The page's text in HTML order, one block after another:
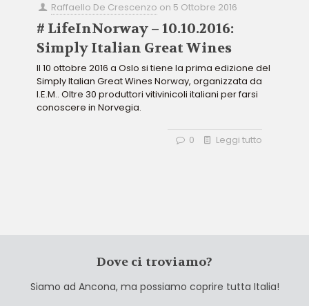
Raffaello De Crescenzo on 5 Ottobre 2016
# LifeInNorway – 10.10.2016:
Simply Italian Great Wines
Il 10 ottobre 2016 a Oslo si tiene la prima edizione del
Simply Italian Great Wines Norway, organizzata da
I.E.M.. Oltre 30 produttori vitivinicoli italiani per farsi
conoscere in Norvegia.
0 Leggi tutto
Dove ci troviamo?
Siamo ad Ancona, ma possiamo coprire tutta Italia!